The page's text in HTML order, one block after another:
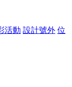
活動 設計號外 位